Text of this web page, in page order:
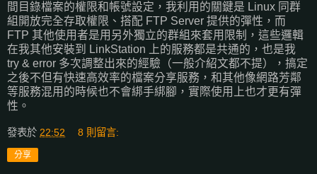
間目錄檔案的權限和帳號設定，我利用的關鍵是 Linux 同群
組開放完全存取權限、搭配 FTP Server 提供的彈性，而
FTP 其他使用者是用另外獨立的群組來套用限制，這些邏輯
在我其他安裝到 LinkStation 上的服務都是共通的，也是我
try & error 多次調整出來的經驗（一般介紹文都不提），搞定
之後不但有快速高效率的檔案分享服務，和其他像網路芳鄰
等服務混用的時候也不會綁手綁腳，實際使用上也才更有彈
性。
發表於 22:52 8 則留言:
分享